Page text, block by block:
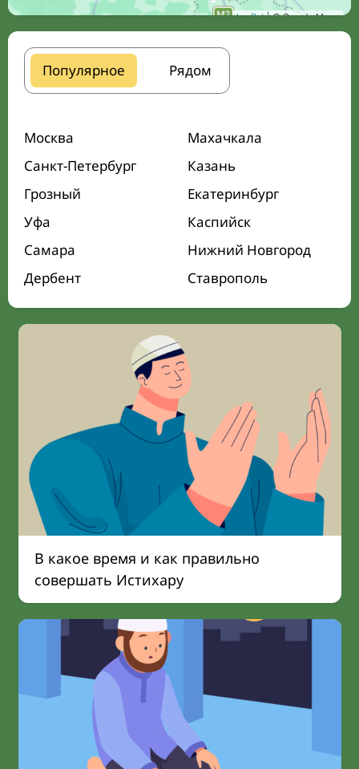
Leaflet| © Google Maps
Популярное Рядом
Москва
Махачкала
Санкт-Петербург
Казань
Грозный
Екатеринбург
Уфа
Каспийск
Самара
Нижний Новгород
Дербент
Ставрополь
В какое время и как правильно
совершать Истихару